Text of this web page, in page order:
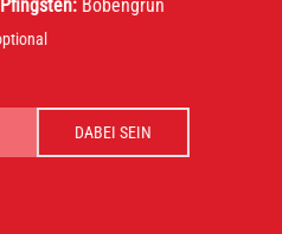
Bobengrün
DABEI SEIN